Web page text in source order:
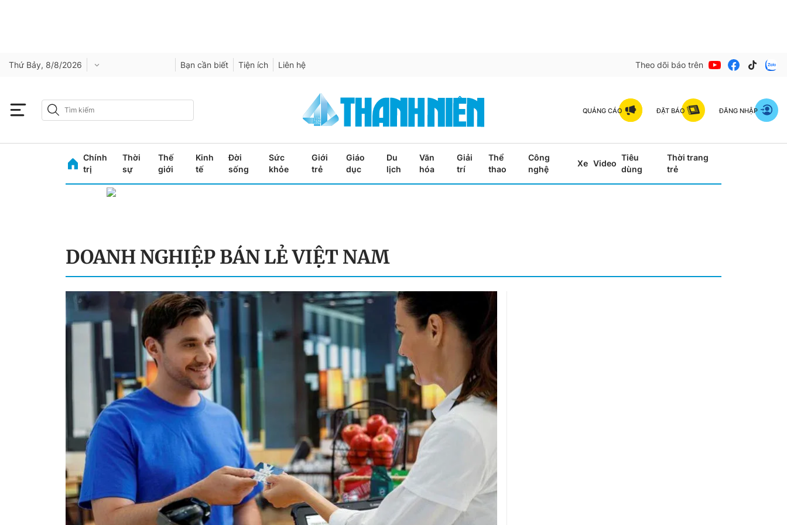
Thứ Bảy, 8/8/2026 Bạn cần biết Tiện ích Liên hệ Theo dõi báo trên
QUẢNG CÁO ĐẶT BÁO ĐĂNG NHẬP
Chính
trị
Thời
sự
Thế
giới
Kinh
tế
Đời
sống
Sức
khỏe
Giới
trẻ
Giáo
dục
Du
lịch
Văn
hóa
Giải
trí
Thể
thao
Công
nghệ
Xe Video
Tiêu
dùng
Thời trang
trẻ
DOANH NGHIỆP BÁN LẺ VIỆT NAM